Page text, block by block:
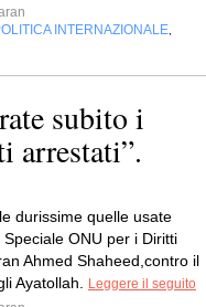
INTERNAZIONALE
subito i
arrestati”.
durissime quelle usate
Speciale ONU per i Diritti
Ahmed Shaheed,contro il
Ayatollah.
Leggere il seguito